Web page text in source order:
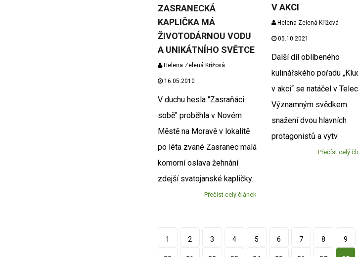
ZASRANECKÁ
KAPLIČKA MÁ
ŽIVOTODÁRNOU VODU
A UNIKÁTNÍHO SVĚTCE
Helena Zelená Křížová
16.05.2010
V duchu hesla "Zasraňáci
sobě" proběhla v Novém
Městě na Moravě v lokalitě
po léta zvané Zasranec malá
komorní oslava žehnání
zdejší svatojanské kapličky.
Přečíst celý článek
V AKCI
Helena Zelená Křížová
05.10.2021
Další díl oblíbeného
kulinářského pořadu
v akci“ se natáčel v
Významným svědkem
snažení dvou hlavních
protagonistů a vytv
Přečíst celý
1 2 3 4 5 6 7 8 9